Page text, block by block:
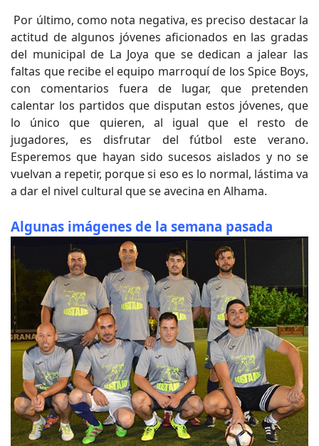
Por último, como nota negativa, es preciso destacar la
actitud de algunos jóvenes aficionados en las gradas
del municipal de La Joya que se dedican a jalear las
faltas que recibe el equipo marroquí de los Spice Boys,
con comentarios fuera de lugar, que pretenden
calentar los partidos que disputan estos jóvenes, que
lo único que quieren, al igual que el resto de
jugadores, es disfrutar del fútbol este verano.
Esperemos que hayan sido sucesos aislados y no se
vuelvan a repetir, porque si eso es lo normal, lástima va
a dar el nivel cultural que se avecina en Alhama.
Algunas imágenes de la semana pasada